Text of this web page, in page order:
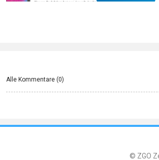
Alle Kommentare (0)
© ZGO